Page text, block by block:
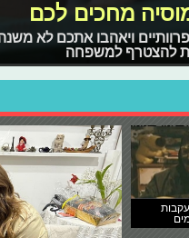
מחכים לכם
ויאהבו אתכם לא
להצטרף למשפחה